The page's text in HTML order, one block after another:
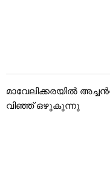
മാവേലിക്കരയിൽ
വിഞ്ഞ് ഒഴുകുന്നു